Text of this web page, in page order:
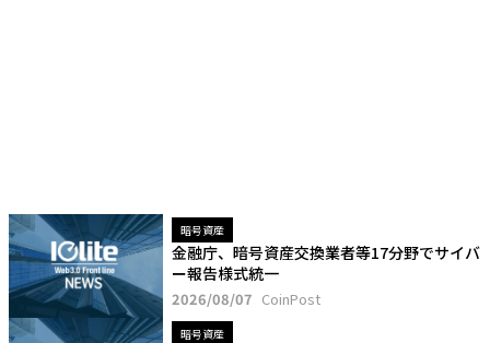
暗号資産
金融庁、暗号資産交換業者等17分野でサイバ
ー報告様式統一
2026/08/07 CoinPost
暗号資産